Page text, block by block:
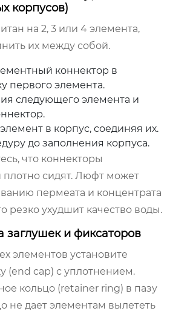
корпусов)
на 2, 3 или 4 элемента,
их между собой.
коннектор в
первого элемента.
следующего элемента и
в корпус, соединяя их.
до заполнения корпуса.
что коннекторы
плотно сидят. Люфт может
пермеата и концентрата
резко ухудшит качество воды.
заглушек и фиксаторов
элементов установите
(end cap) с уплотнением.
кольцо (retainer ring) в пазу
не дает элементам вылететь